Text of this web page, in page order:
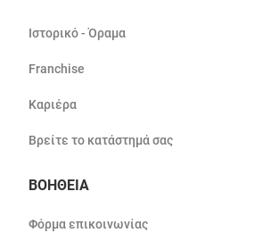
Ιστορικό - Όραμα
Franchise
Καριέρα
Βρείτε το κατάστημά σας
ΒΟΗΘΕΙΑ
Φόρμα επικοινωνίας